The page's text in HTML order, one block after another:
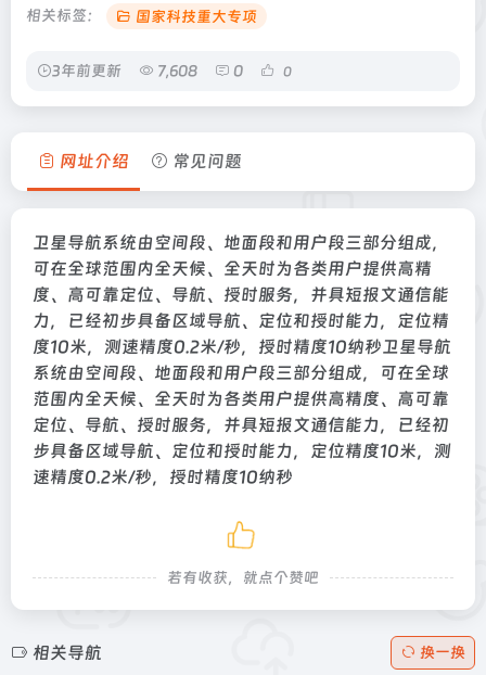
相关标签： 国家科技重大专项
3年前更新 7,608 0 0
网址介绍 常见问题
卫星导航系统由空间段、地面段和用户段三部分组成，
可在全球范围内全天候、全天时为各类用户提供高精
度、高可靠定位、导航、授时服务，并具短报文通信能
力，已经初步具备区域导航、定位和授时能力，定位精
度10米，测速精度0.2米/秒，授时精度10纳秒卫星导航
系统由空间段、地面段和用户段三部分组成，可在全球
范围内全天候、全天时为各类用户提供高精度、高可靠
定位、导航、授时服务，并具短报文通信能力，已经初
步具备区域导航、定位和授时能力，定位精度10米，测
速精度0.2米/秒，授时精度10纳秒
若有收获，就点个赞吧
相关导航 换一换